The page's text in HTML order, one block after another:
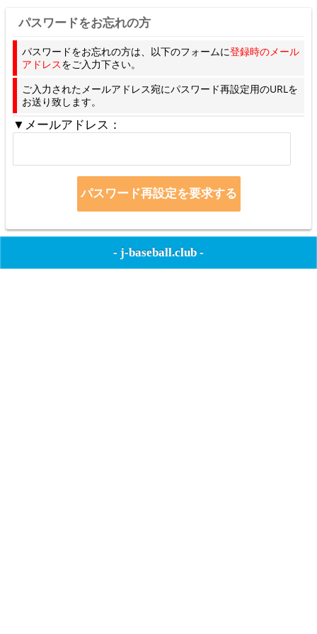
パスワードをお忘れの方
パスワードをお忘れの方は、以下のフォームに登録時のメール
アドレスをご入力下さい。
ご入力されたメールアドレス宛にパスワード再設定用のURLを
お送り致します。
▼メールアドレス：
- j-baseball.club -